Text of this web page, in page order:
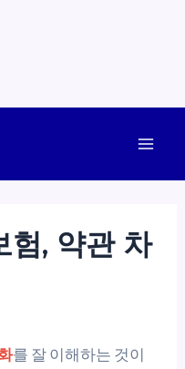
험, 약관 차
를 잘 이해하는 것이